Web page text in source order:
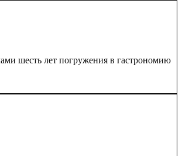
шесть лет погружения в гастрономию